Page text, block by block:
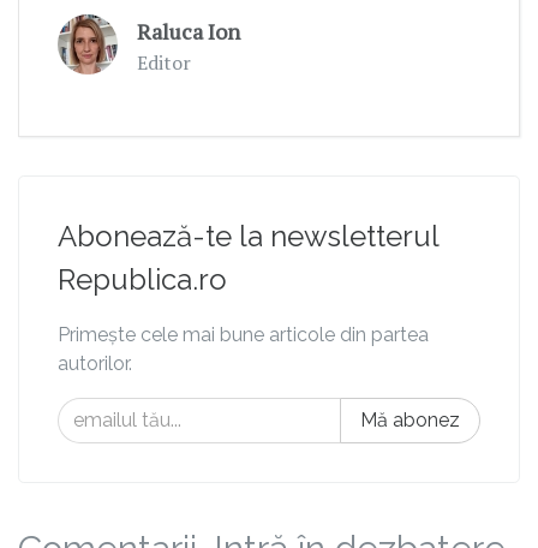
Raluca Ion
Editor
Abonează-te la newsletterul
Republica.ro
Primește cele mai bune articole din partea
autorilor.
Mă abonez